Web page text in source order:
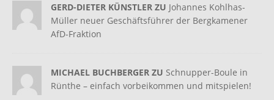
GERD-DIETER KÜNSTLER ZU Johannes Kohlhas-
Müller neuer Geschäftsführer der Bergkamener
AfD-Fraktion
MICHAEL BUCHBERGER ZU Schnupper-Boule in
Rünthe – einfach vorbeikommen und mitspielen!